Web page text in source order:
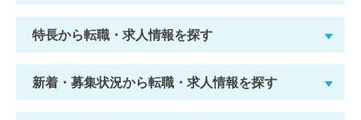
特長から転職・求人情報を探す
新着・募集状況から転職・求人情報を探す